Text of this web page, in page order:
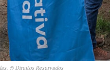
© Direitos Reservados